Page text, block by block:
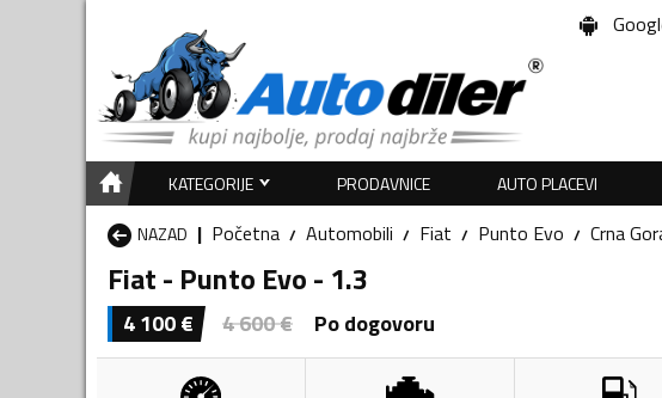
KATEGORIJE PRODAVNICE AUTO PLACEVI
NAZAD
Početna Automobili Fiat Punto Evo Crna
Fiat - Punto Evo - 1.3
4 100€ 4 600€ Po dogovoru